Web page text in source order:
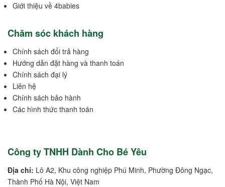
Giới thiệu về 4babies
Chăm sóc khách hàng
Chính sách đổi trả hàng
Hướng dẫn đặt hàng và thanh toán
Chính sách đại lý
Liên hệ
Chính sách bảo hành
Các hình thức thanh toán
Công ty TNHH Dành Cho Bé Yêu
Địa chỉ: Lô A2, Khu công nghiệp Phú Minh, Phường Đông Ngạc,
Thành Phố Hà Nội, Việt Nam